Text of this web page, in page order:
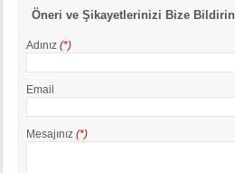
hapıÖneri ve Şikayetlerinizi Bize Bildirin
Adınız (*)
Email
Mesajınız (*)